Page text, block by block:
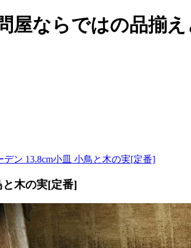
屋ならではの品揃え
デン 13.8cm小皿 小鳥と木の実[定番]
と木の実[定番]